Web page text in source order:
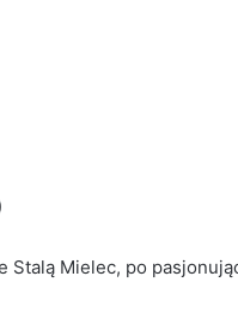
Mielec, po